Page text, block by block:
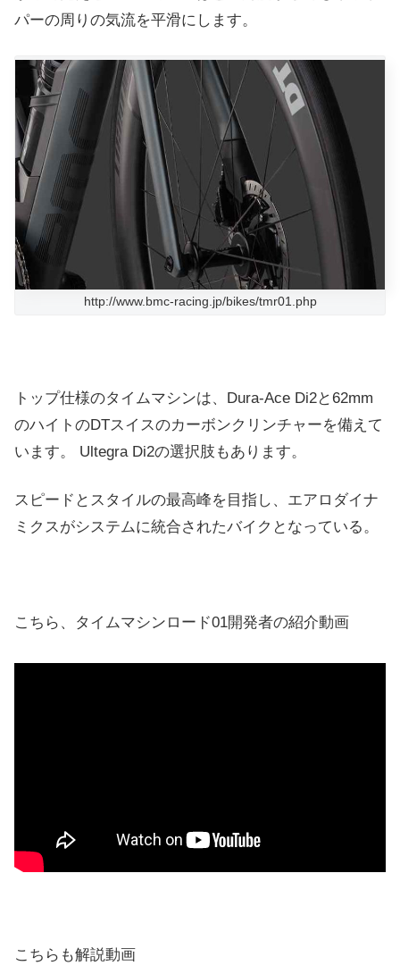
パーの周りの気流を平滑にします。
http://www.bmc-racing.jp/bikes/tmr01.php
トップ仕様のタイムマシンは、 Dura-Ace Di2と62mm
のハイトのDTスイスのカーボンクリンチャーを備えて
います。
Ultegra Di2の選択肢もあります。
スピードとスタイルの最高峰を目指し、エアロダイナ
ミクスがシステムに統合されたバイクとなっている。
こちら、タイムマシンロード01開発者の紹介動画
こちらも解説動画